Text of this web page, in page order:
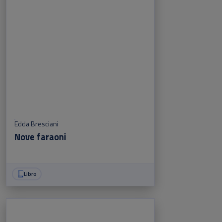
Edda Bresciani
Nove faraoni
Libro